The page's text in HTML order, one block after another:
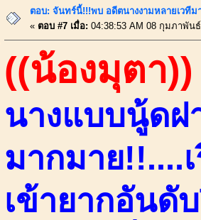
ตอบ: จันทร์นี้!!!พบ อดีตนางงามหลายเวที
« ตอบ #7 เมื่อ: 04:38:53 AM 08 กุมภาพัน
((น้องมุตา))
นางแบบนู้ดฝ
มากมาย!!....
เข้ายากอันดั